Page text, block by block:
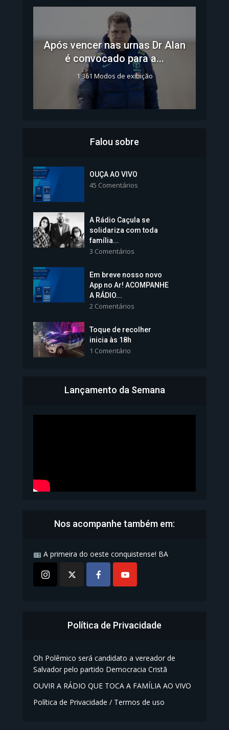
Após vencer nas urnas Dr Alan
é convocado para a...
1.361 Modos de exibição
Colégios da Polícia...
Vice-Prefeita Sheila Lemos
tomará posse nesta...
1.101 Modos de exibição
Bahia inicia emissão da
Falou sobre
OUÇA AO VIVO
45 Comentários
A Rádio Caçula se
solidariza com toda
família...
3 Comentários
Em breve nosso novo
App no Ar! ACOMPANHE
A RÁDIO...
2 Comentários
Toque de recolher
inicia às 18h
1 Comentário
Lançamento da Semana
Nos acompanhe também em:
A primeira do oeste conquistense! BA
Política de Privacidade
Oh Polêmico será candidato a vereador de
Salvador pelo partido Democracia Cristã
OUVIR A RÁDIO QUE TOCA A FAMÍLIA AO VIVO
Política de Privacidade / Termos de uso